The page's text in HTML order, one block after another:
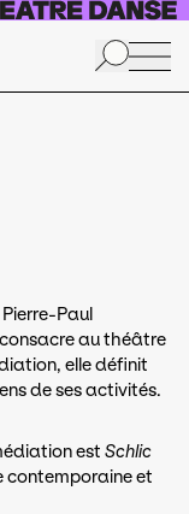
Paul
au théâtre
elle définit
de ses activités.
est Schlic
contemporaine et